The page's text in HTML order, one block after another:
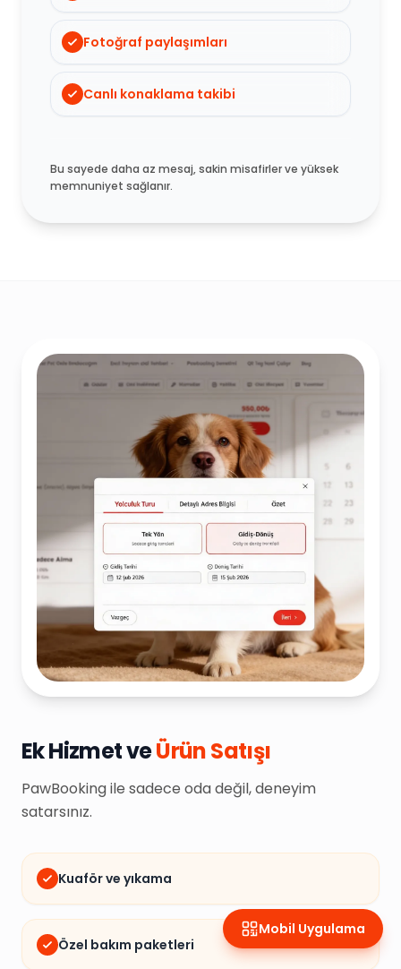
Fotoğraf paylaşımları
Canlı konaklama takibi
Bu sayede daha az mesaj, sakin misafirler ve yüksek
memnuniyet sağlanır.
Ek Hizmet veÜrün Satışı
PawBooking ile sadece oda değil, deneyim
satarsınız.
Kuaför ve yıkama
Özel bakım paketleri
Mobil Uygulama